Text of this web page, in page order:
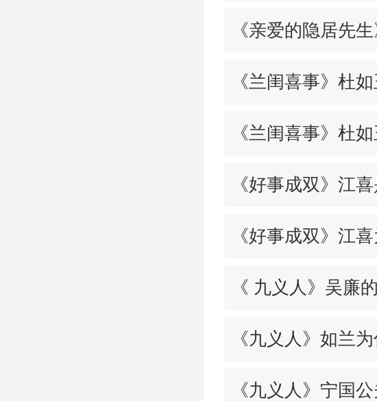
《亲爱的隐居先
《兰闺喜事》杜
《兰闺喜事》杜
《好事成双》江
《好事成双》江
《 九义人》吴廉
《九义人》如兰
《九义人》宁国